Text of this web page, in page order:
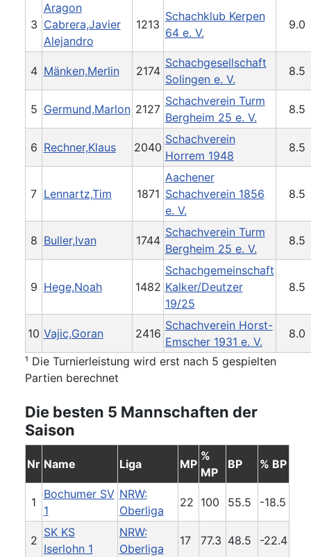
3
Aragon
Cabrera,Javier
Alejandro
1213
Schachklub Kerpen
64 e. V.
9.0
4 Mänken,Merlin 2174
Schachgesellschaft
Solingen e. V.
8.5
5 Germund,Marlon 2127
Schachverein Turm
Bergheim 25 e. V.
8.5
6 Rechner,Klaus 2040
Schachverein
Horrem 1948
8.5
7 Lennartz,Tim 1871
Aachener
Schachverein 1856
e. V.
8.5
8 Buller,Ivan 1744
Schachverein Turm
Bergheim 25 e. V.
8.5
9 Hege,Noah 1482
Schachgemeinschaft
Kalker/Deutzer
19/25
8.5
10 Vajic,Goran 2416
Schachverein Horst-
Emscher 1931 e. V.
8.0
¹ Die Turnierleistung wird erst nach 5 gespielten
Partien berechnet
Die besten 5 Mannschaften der
Saison
Nr Name Liga MP
%
MP
BP % BP
1
Bochumer SV
1
NRW:
Oberliga
22 100 55.5 -18.5
2
SK KS
Iserlohn 1
NRW:
Oberliga
17 77.3 48.5 -22.4